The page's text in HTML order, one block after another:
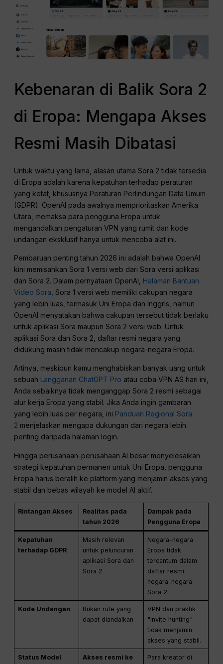
Kebenaran di Balik Sora 2
di Eropa: Mengapa Akses
Resmi Masih Dibatasi
Untuk waktu yang lama, alasan utama Sora 2 tidak tersedia
di Eropa adalah karena kepatuhan terhadap peraturan
yang ketat, khususnya Peraturan Perlindungan Data Umum
(GDPR). OpenAI pada awalnya memprioritaskan Amerika
Utara, memaksa para pengguna Eropa untuk
mengandalkan pengaturan VPN yang rumit dan kode
undangan eksklusif hanya untuk mencoba alat ini.
Pembaruan penting tahun 2026 ini adalah bahwa OpenAI
kini memisahkan Sora 1 versi web dari Sora versi aplikasi
dan Sora 2. Dalam pernyataan OpenAI, Halaman Bantuan
Video Sora , Sora 1 versi web memiliki cakupan negara
yang lebih luas, termasuk Uni Eropa dan Inggris, namun
OpenAI menyatakan bahwa cakupan tersebut tidak berlaku
untuk aplikasi Sora maupun Sora 2 versi web. Untuk
aplikasi Sora dan Sora 2, daftar resmi negara yang
didukung masih tidak mencakup negara-negara Eropa.
Artinya, meskipun kamu menghabiskan banyak uang untuk
sebuah Langganan ChatGPT Pro atau coba VPN AS hari ini,
Anda sebaiknya tidak menganggap Sora 2 resmi sebagai
alur kerja Eropa yang stabil. Jika Anda ingin gambaran
yang lebih luas per negara, ini Panduan Regional Sora
2 menjelaskan mengapa dukungan dari negara lebih
penting daripada halaman login.
Hingga perusahaan-perusahaan AI besar menyelesaikan
strategi kepatuhan permanen untuk Uni Eropa, pengguna
Eropa harus beralih ke platform yang menjamin akses yang
stabil dan bebas wilayah ke model AI aktif.
Rintangan Akses
Realitas pada
tahun 2026
Dampak pada
Pengguna Eropa
Kepatuhan
terhadap GDPR
Masih relevan
untuk peluncuran
aplikasi Sora dan
Sora 2
Negara-negara
Eropa tidak
tercantum dalam
daftar resmi
negara-negara
Sora 2.
Kode Undangan
Bukan rute yang
dapat diandalkan
VPN dan praktik
"invite hunting"
tidak menjamin
akses yang stabil.
Status Model Akses resmi ke Para kreator di